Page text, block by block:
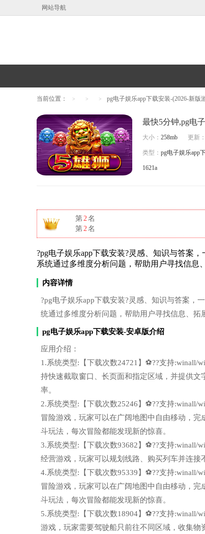
网站导航
当前位置： > > > pg电子娱乐app下载安装-(2026-新版
大小：258mb 更新
类型：pg电子娱乐app
1621a
第2名
第2名
?pg电子娱乐app下载安装?灵感、知识与答案
系统通过多维度分析问题，帮助用户寻找信息
内容详情
?pg电子娱乐app下载安装?灵感、知识与答案，
统通过多维度分析问题，帮助用户寻找信息、拓
pg电子娱乐app下载安装-安卓版介绍
应用介绍：
1.系统类型:【下载次数24721】⚽??支持:winall/
持快速截取窗口、长页面和指定区域，并提供
率。
2.系统类型:【下载次数25246】⚽??支持:winall/
冒险游戏，玩家可以在广阔地图中自由移动，
斗玩法，每次冒险都能发现新的惊喜。
3.系统类型:【下载次数93682】⚽??支持:winall/
经营游戏，玩家可以规划线路、购买列车并连
4.系统类型:【下载次数95339】⚽??支持:winall/
冒险游戏，玩家可以在广阔地图中自由移动，
斗玩法，每次冒险都能发现新的惊喜。
5.系统类型:【下载次数18904】⚽??支持:winall/
游戏，玩家需要驾驶船只前往不同区域，收集